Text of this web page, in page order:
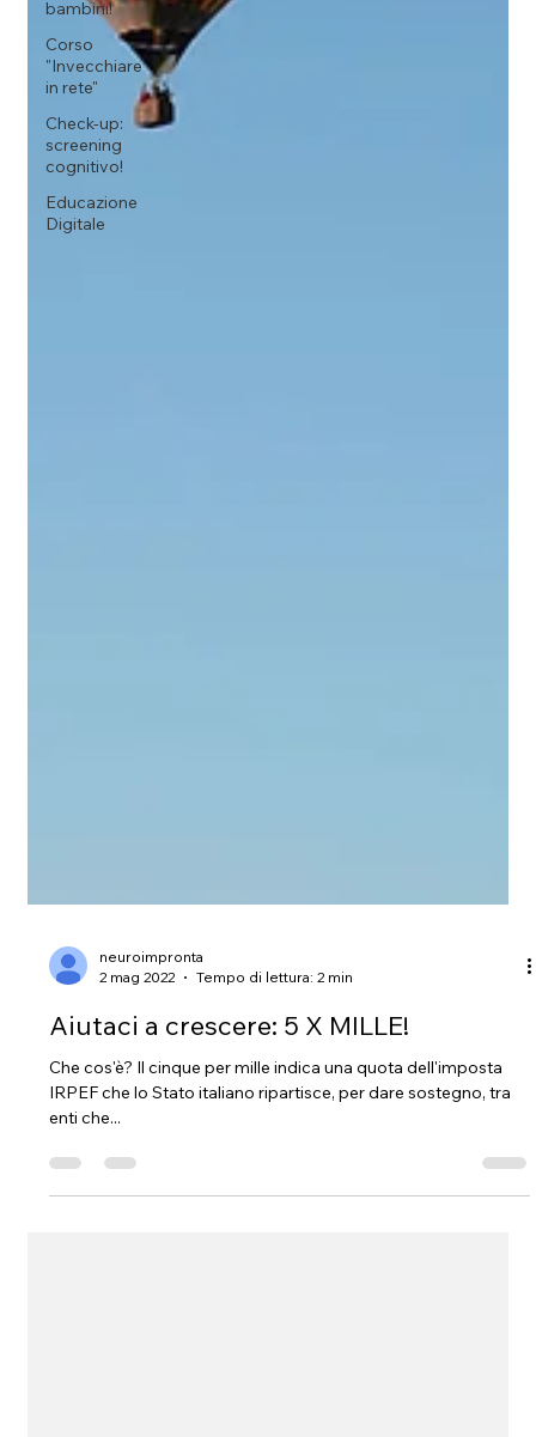
bambini!
Corso
"Invecchiare
in rete"
Check-up:
screening
cognitivo!
Educazione
Digitale
2 mag 2022
Aiutaci a crescere: 5 X MILLE!